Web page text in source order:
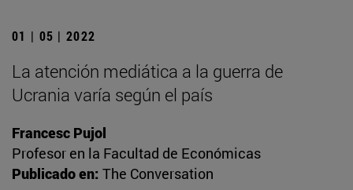
01 | 05 | 2022
La atención mediática a la guerra de
Ucrania varía según el país
Francesc Pujol
Profesor en la Facultad de Económicas
Publicado en: The Conversation